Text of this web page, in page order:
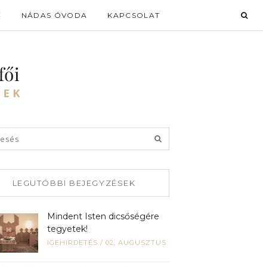
NÁDAS ÓVODA KAPCSOLAT
LEGUTÓBBI BEJEGYZÉSEK
Mindent Isten dicsőségére
tegyetek!
IGEHIRDETÉS / 02, AUGUSZTUS